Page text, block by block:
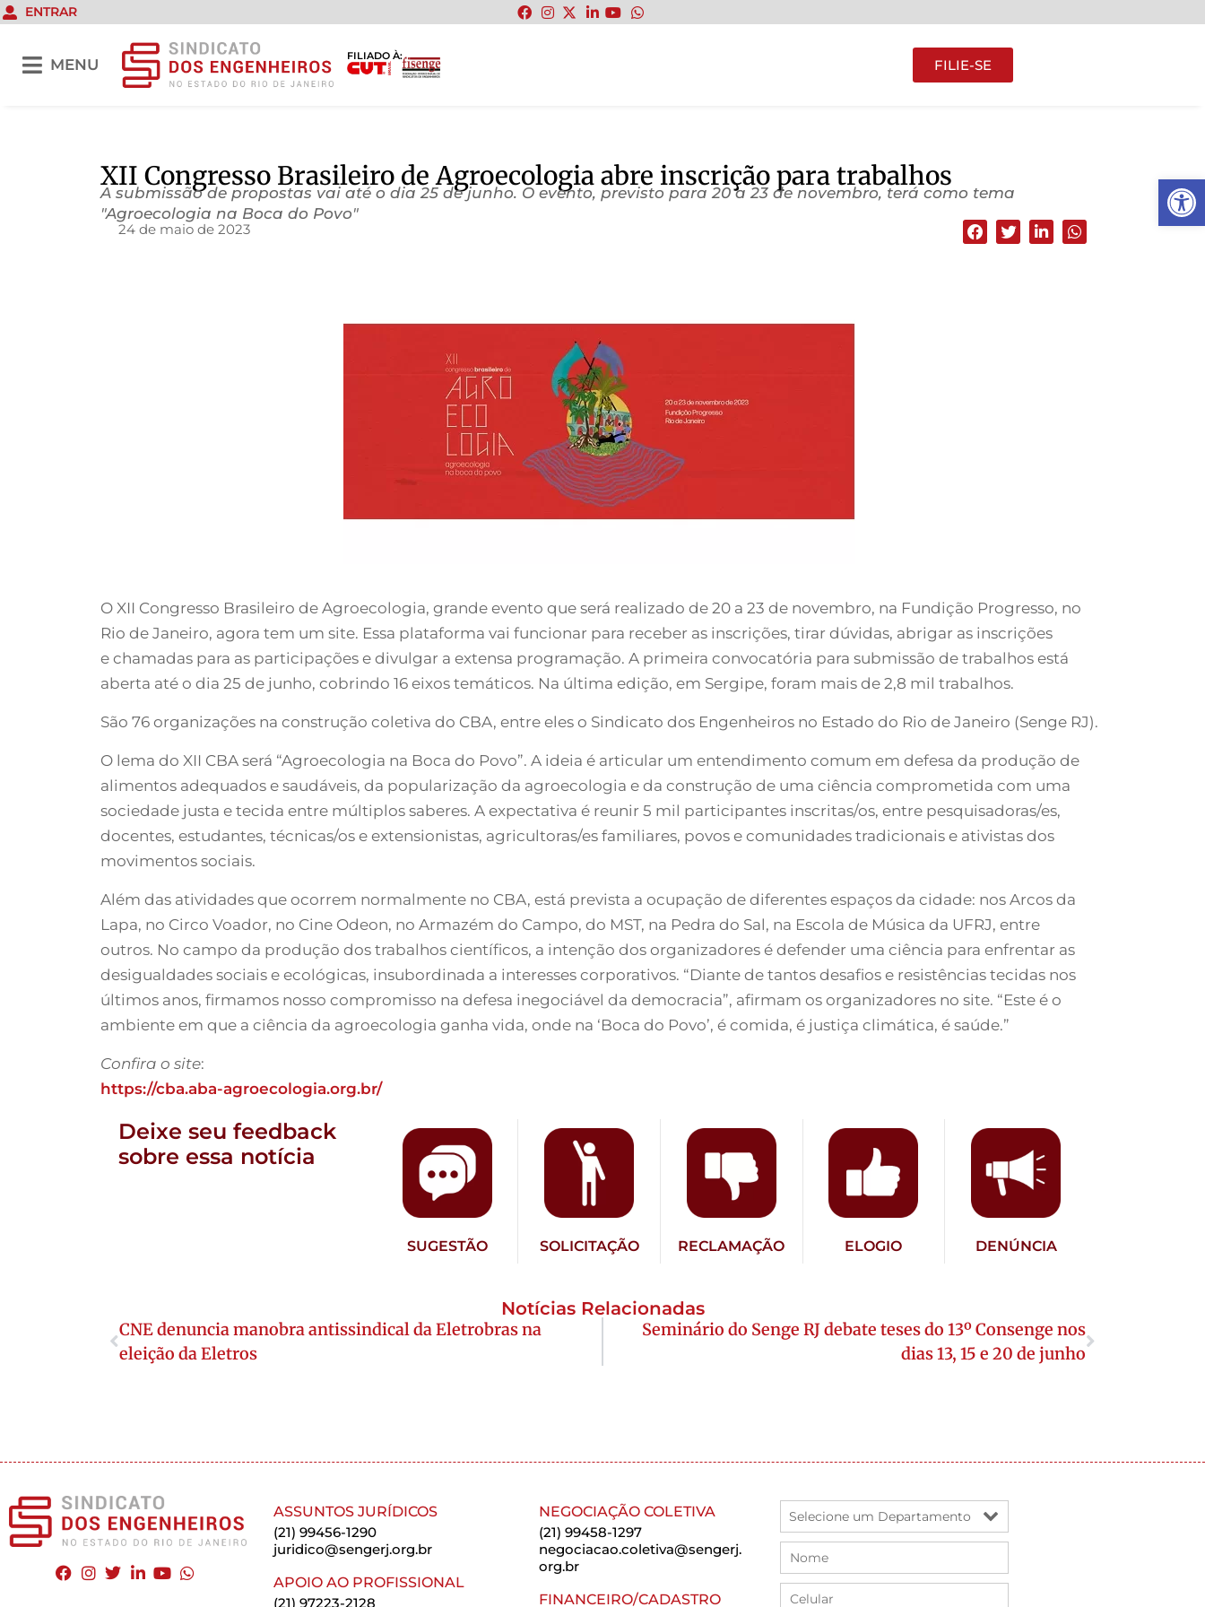
Abrir
ENTRAR
MENU
FILIADO À:
FILIE-SE
XII Congresso Brasileiro de Agroecologia abre inscrição para trabalhos
A submissão de propostas vai até o dia 25 de junho. O evento, previsto para 20 a 23 de novembro, terá como tema
"Agroecologia na Boca do Povo"
24 de maio de 2023
O XII Congresso Brasileiro de Agroecologia, grande evento que será realizado de 20 a 23 de novembro, na Fundição Progresso, no
Rio de Janeiro, agora tem um site. Essa plataforma vai funcionar para receber as inscrições, tirar dúvidas, abrigar as inscrições
e chamadas para as participações e divulgar a extensa programação. A primeira convocatória para submissão de trabalhos está
aberta até o dia 25 de junho, cobrindo 16 eixos temáticos. Na última edição, em Sergipe, foram mais de 2,8 mil trabalhos.
São 76 organizações na construção coletiva do CBA, entre eles o Sindicato dos Engenheiros no Estado do Rio de Janeiro (Senge RJ).
O lema do XII CBA será “Agroecologia na Boca do Povo”. A ideia é articular um entendimento comum em defesa da produção de
alimentos adequados e saudáveis, da popularização da agroecologia e da construção de uma ciência comprometida com uma
sociedade justa e tecida entre múltiplos saberes. A expectativa é reunir 5 mil participantes inscritas/os, entre pesquisadoras/es,
docentes, estudantes, técnicas/os e extensionistas, agricultoras/es familiares, povos e comunidades tradicionais e ativistas dos
movimentos sociais.
Além das atividades que ocorrem normalmente no CBA, está prevista a ocupação de diferentes espaços da cidade: nos Arcos da
Lapa, no Circo Voador, no Cine Odeon, no Armazém do Campo, do MST, na Pedra do Sal, na Escola de Música da UFRJ, entre
outros. No campo da produção dos trabalhos científicos, a intenção dos organizadores é defender uma ciência para enfrentar as
desigualdades sociais e ecológicas, insubordinada a interesses corporativos. “Diante de tantos desafios e resistências tecidas nos
últimos anos, firmamos nosso compromisso na defesa inegociável da democracia”, afirmam os organizadores no site. “Este é o
ambiente em que a ciência da agroecologia ganha vida, onde na ‘Boca do Povo’, é comida, é justiça climática, é saúde.”
Confira o site:
https://cba.aba-agroecologia.org.br/
Deixe seu feedback
sobre essa notícia
SUGESTÃO SOLICITAÇÃO RECLAMAÇÃO ELOGIO DENÚNCIA
Notícias Relacionadas
CNE denuncia manobra antissindical da Eletrobras na
eleição da Eletros
Seminário do Senge RJ debate teses do 13º Consenge nos
dias 13, 15 e 20 de junho
ASSUNTOS JURÍDICOS
(21) 99456-1290
juridico@sengerj.org.br
APOIO AO PROFISSIONAL
(21) 97223-2128
NEGOCIAÇÃO COLETIVA
(21) 99458-1297
negociacao.coletiva@sengerj.
org.br
FINANCEIRO/CADASTRO